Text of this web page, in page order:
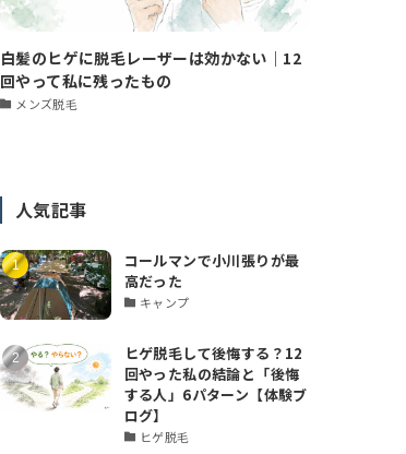
白髪のヒゲに脱毛レーザーは効かない｜12
回やって私に残ったもの
メンズ脱毛
人気記事
コールマンで小川張りが最
高だった
キャンプ
ヒゲ脱毛して後悔する？12
回やった私の結論と「後悔
する人」6パターン【体験ブ
ログ】
ヒゲ脱毛